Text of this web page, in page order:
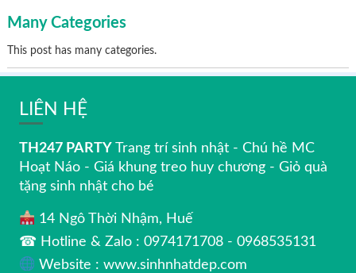
Many Categories
This post has many categories.
LIÊN HỆ
TH247 PARTY Trang trí sinh nhật - Chú hề MC
Hoạt Náo - Giá khung treo huy chương - Giỏ quà
tặng sinh nhật cho bé
14 Ngô Thời Nhậm, Huế
☎ Hotline & Zalo : 0974171708 - 0968535131
Website : www.sinhnhatdep.com